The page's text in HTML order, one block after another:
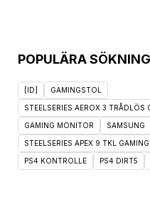
POPULÄRA
[ID] GAMINGSTOL
STEELSERIES AEROX 3 TRÅDLÖS
GAMING MONITOR SAMSUNG
STEELSERIES APEX 9 TKL
PS4 KONTROLLE PS4 DIRT5